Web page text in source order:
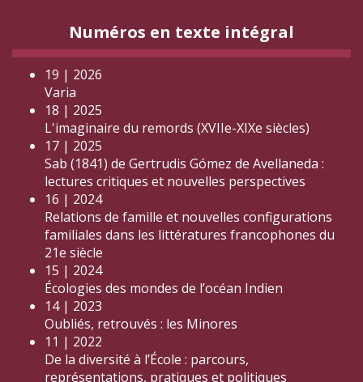
Numéros en texte intégral
19 | 2026
Varia
18 | 2025
L'imaginaire du remords (XVIIe-XIXe siècles)
17 | 2025
Sab (1841) de Gertrudis Gómez de Avellaneda :
lectures critiques et nouvelles perspectives
16 | 2024
Relations de famille et nouvelles configurations
familiales dans les littératures francophones du
21e siècle
15 | 2024
Écologies des mondes de l’océan Indien
14 | 2023
Oubliés, retrouvés : les Minores
11 | 2022
De la diversité à l’École : parcours,
représentations, pratiques et politiques